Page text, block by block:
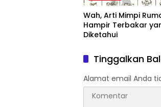
Wah, Arti Mimpi
Hampir Terbakar yang Perlu
Diketahui
Tinggalkan
Alamat email Anda